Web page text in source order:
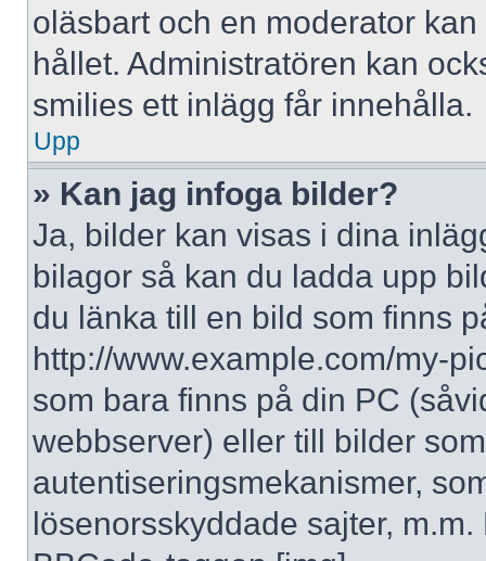
oläsbart och en moderator
hållet. Administratören kan
smilies ett inlägg får innehålla.
Upp
» Kan jag infoga bilder?
Ja, bilder kan visas i dina
bilagor så kan du ladda upp
du länka till en bild som finns
http://www.example.com/my-
som bara finns på din PC
webbserver) eller till bilder
autentiseringsmekanismer,
lösenorsskyddade sajter,